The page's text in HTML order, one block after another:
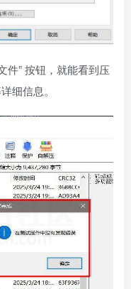
件” 按钮，就能看到压
细信息。